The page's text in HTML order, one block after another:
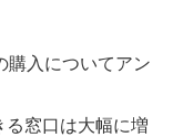
購入についてアン
る窓口は大幅に増